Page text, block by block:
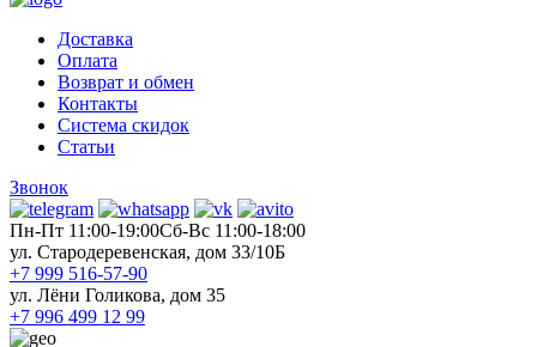
Доставка
Оплата
Возврат и обмен
Контакты
Система скидок
Статьи
Звонок
Пн-Пт 11:00-19:00Cб-Вс 11:00-18:00
ул. Стародеревенская, дом 33/10Б
+7 999 516-57-90
ул. Лёни Голикова, дом 35
+7 996 499 12 99